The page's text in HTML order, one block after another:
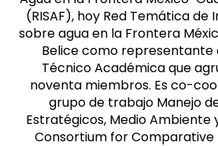
(RISAF), hoy Red Temática de
sobre agua en la Frontera
Belice como representante
Técnico Académica que
noventa miembros. Es co-
grupo de trabajo Manejo
Estratégicos, Medio Ambiente
Consortium for Comparative